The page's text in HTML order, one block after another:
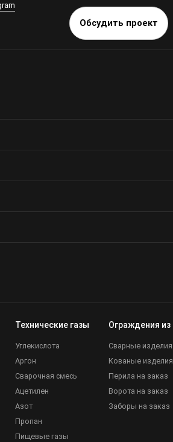
Обсудить проект
Технические газы
Углекислота
Аргон
Сварочная смесь
Ацетилен
Азот
Пропан
Пищевые газы
Ограждения
Сварные изделия
Кованые изделия
Перила на заказ
Ворота на заказ
Заборы на заказ